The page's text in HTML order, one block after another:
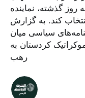
گذشته، نماینده
کند. به گزارش
سیاسی میان
کردستان به
رهب